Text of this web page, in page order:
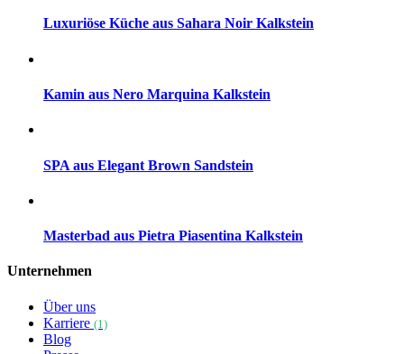
Luxuriöse Küche aus Sahara Noir Kalkstein
Kamin aus Nero Marquina Kalkstein
SPA aus Elegant Brown Sandstein
Masterbad aus Pietra Piasentina Kalkstein
Unternehmen
Über uns
Karriere (1)
Blog